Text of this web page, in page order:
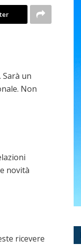
un
Non
novità
ricevere